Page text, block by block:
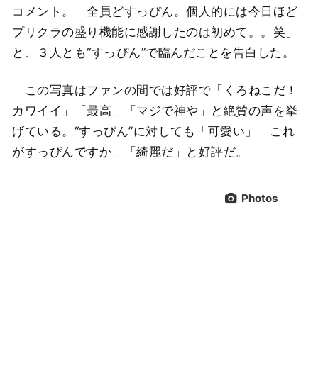
コメント。「全員どすっぴん。個人的には今日ほど
プリクラの盛り機能に感謝したのは初めて。。笑」
と、３人とも“すっぴん”で臨んだことを告白した。
この写真はファンの間では好評で「くろねこだ！
カワイイ」「最高」「マジで神や」と絶賛の声を挙
げている。“すっぴん”に対しても「可愛い」「これ
がすっぴんですか」「綺麗だ」と好評だ。
Photos